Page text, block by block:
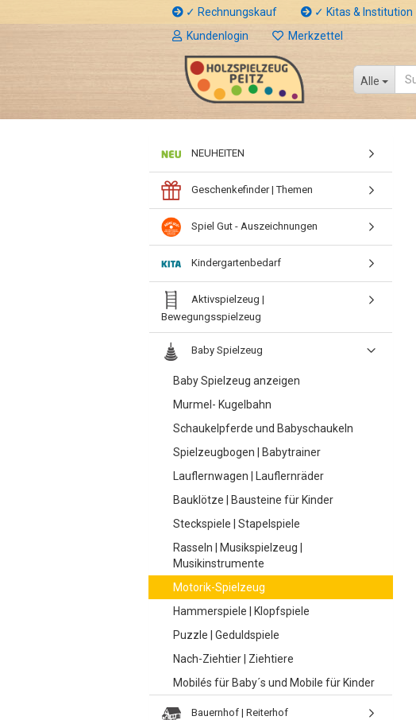
✓ Rechnungskauf ✓ Kitas & Institution
Kundenlogin
Merkzettel
Alle
NEUHEITEN
Geschenkefinder | Themen
Spiel Gut - Auszeichnungen
Kindergartenbedarf
Aktivspielzeug |
Bewegungsspielzeug
Baby Spielzeug
Baby Spielzeug anzeigen
Murmel- Kugelbahn
Schaukelpferde und Babyschaukeln
Spielzeugbogen | Babytrainer
Lauflernwagen | Lauflernräder
Bauklötze | Bausteine für Kinder
Steckspiele | Stapelspiele
Rasseln | Musikspielzeug |
Musikinstrumente
Motorik-Spielzeug
Hammerspiele | Klopfspiele
Puzzle | Geduldspiele
Nach-Ziehtier | Ziehtiere
Mobilés für Baby´s und Mobile für Kinder
Bauernhof | Reiterhof